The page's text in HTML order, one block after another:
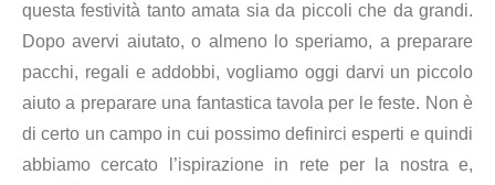
questa festività tanto amata sia da piccoli che da grandi.
Dopo avervi aiutato, o almeno lo speriamo, a preparare
pacchi, regali e addobbi, vogliamo oggi darvi un piccolo
aiuto a preparare una fantastica tavola per le feste. Non è
di certo un campo in cui possimo definirci esperti e quindi
abbiamo cercato l’ispirazione in rete per la nostra e,